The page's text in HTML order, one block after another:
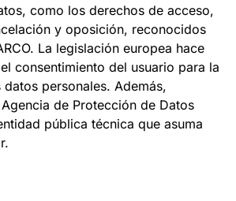
como los derechos de acceso,
y oposición, reconocidos
La legislación europea hace
consentimiento del usuario para la
personales. Además,
de Protección de Datos
pública técnica que asuma